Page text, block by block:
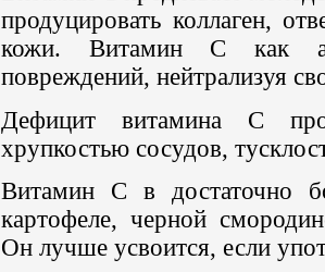
продуцировать коллаген,
кожи. Витамин C как
повреждений, нейтрализуя
Дефицит витамина C
хрупкостью сосудов,
Витамин C в достаточно
картофеле, черной
Он лучше усвоится, если